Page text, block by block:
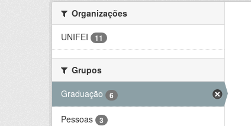
Organizações
UNIFEI
11
Grupos
Graduação
6
Pessoas 3